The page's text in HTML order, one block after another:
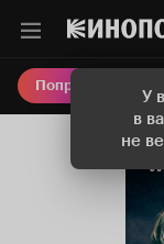
У
в
не
Попробовать Плюс